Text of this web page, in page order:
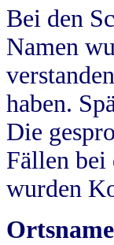
Bei den
Namen
haben.
Die
Fällen bei
wurden